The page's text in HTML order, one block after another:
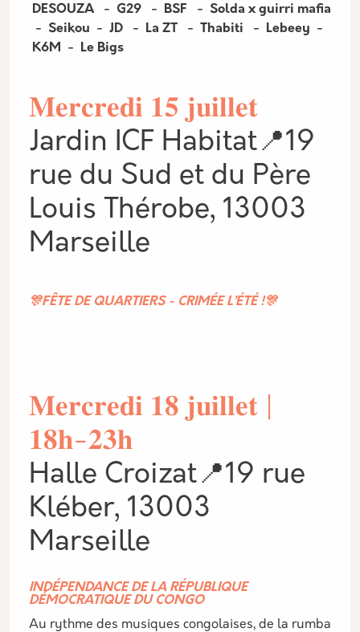
DESOUZA - G29 - BSF - Solda x guirri mafia
- Seikou - JD - La ZT - Thabiti - Lebeey -
K6M - Le Bigs
𝐌𝐞𝐫𝐜𝐫𝐞𝐝𝐢 𝟏𝟓 𝐣𝐮𝐢𝐥𝐥𝐞𝐭
Jardin ICF Habitat📍19
rue du Sud et du Père
Louis Thérobe, 13003
Marseille
🎊FÊTE DE QUARTIERS - CRIMÉE L’ÉTÉ !🎊
𝐌𝐞𝐫𝐜𝐫𝐞𝐝𝐢 𝟏𝟖 𝐣𝐮𝐢𝐥𝐥𝐞𝐭 |
𝟏𝟖𝐡-𝟐𝟑𝐡
Halle Croizat📍19 rue
Kléber, 13003
Marseille
INDÉPENDANCE DE LA RÉPUBLIQUE
DÉMOCRATIQUE DU CONGO
Au rythme des musiques congolaises, de la rumba